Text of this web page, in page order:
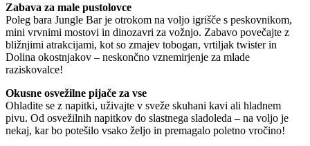
Zabava za male pustolovce
Poleg bara Jungle Bar je otrokom na voljo igrišče s peskovnikom,
mini vrvnimi mostovi in dinozavri za vožnjo. Zabavo povečajte z
bližnjimi atrakcijami, kot so zmajev tobogan, vrtiljak twister in
Dolina okostnjakov – neskončno vznemirjenje za mlade
raziskovalce!
Okusne osvežilne pijače za vse
Ohladite se z napitki, uživajte v sveže skuhani kavi ali hladnem
pivu. Od osvežilnih napitkov do slastnega sladoleda – na voljo je
nekaj, kar bo potešilo vsako željo in premagalo poletno vročino!